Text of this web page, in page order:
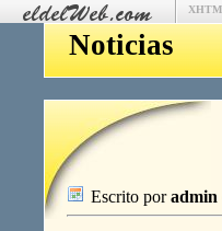
Noticias
Escrito poradmin